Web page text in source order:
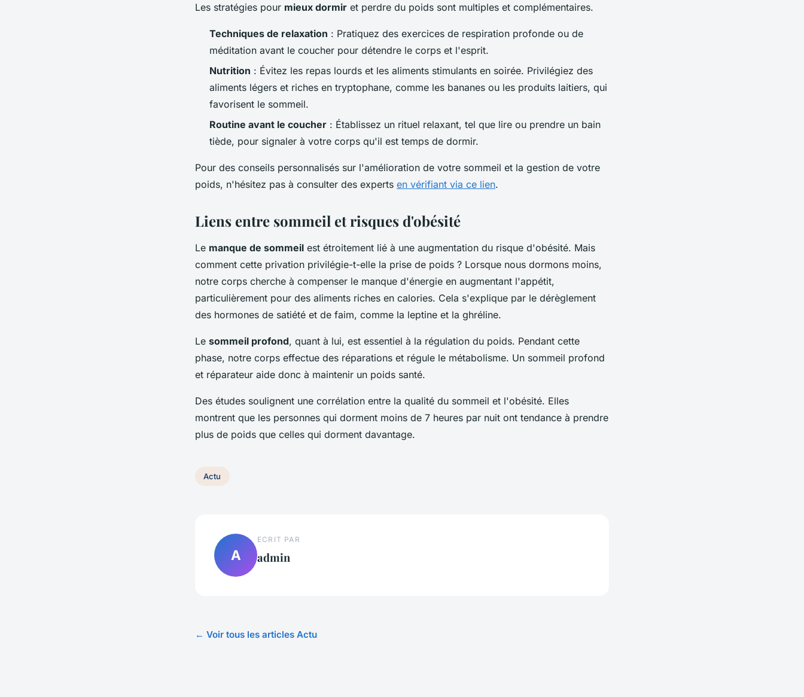
Les stratégies pour mieux dormir et perdre du poids sont multiples et complémentaires.
Techniques de relaxation : Pratiquez des exercices de respiration profonde ou de
méditation avant le coucher pour détendre le corps et l'esprit.
Nutrition : Évitez les repas lourds et les aliments stimulants en soirée. Privilégiez des
aliments légers et riches en tryptophane, comme les bananes ou les produits laitiers, qui
favorisent le sommeil.
Routine avant le coucher : Établissez un rituel relaxant, tel que lire ou prendre un bain
tiède, pour signaler à votre corps qu'il est temps de dormir.
Pour des conseils personnalisés sur l'amélioration de votre sommeil et la gestion de votre
poids, n'hésitez pas à consulter des experts en vérifiant via ce lien.
Liens entre sommeil et risques d'obésité
Le manque de sommeil est étroitement lié à une augmentation du risque d'obésité. Mais
comment cette privation privilégie-t-elle la prise de poids ? Lorsque nous dormons moins,
notre corps cherche à compenser le manque d'énergie en augmentant l'appétit,
particulièrement pour des aliments riches en calories. Cela s'explique par le dérèglement
des hormones de satiété et de faim, comme la leptine et la ghréline.
Le sommeil profond, quant à lui, est essentiel à la régulation du poids. Pendant cette
phase, notre corps effectue des réparations et régule le métabolisme. Un sommeil profond
et réparateur aide donc à maintenir un poids santé.
Des études soulignent une corrélation entre la qualité du sommeil et l'obésité. Elles
montrent que les personnes qui dorment moins de 7 heures par nuit ont tendance à prendre
plus de poids que celles qui dorment davantage.
Actu
A
ECRIT PAR
admin
← Voir tous les articles Actu